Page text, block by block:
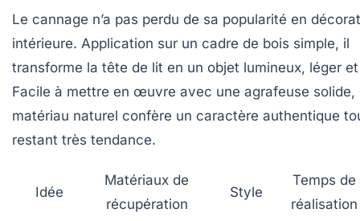
Le cannage n’a pas perdu de sa popularité en
intérieure. Application sur un cadre de bois simple, il
transforme la tête de lit en un objet lumineux, léger
Facile à mettre en œuvre avec une agrafeuse solide,
matériau naturel confère un caractère authentique
restant très tendance.
Idée
Matériaux de
récupération
Style
Temps de
réalisation